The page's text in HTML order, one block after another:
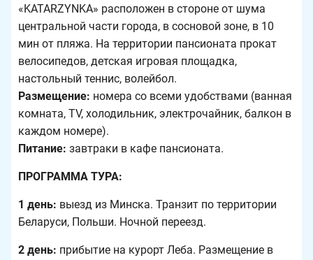
«KATARZYNKA» расположен в стороне от шума
центральной части города, в сосновой зоне, в 10
мин от пляжа. На территории пансионата прокат
велосипедов, детская игровая площадка,
настольный теннис, волейбол.
Размещение: номера со всеми удобствами (ванная
комната, TV, холодильник, электрочайник, балкон в
каждом номере).
Питание: завтраки в кафе пансионата.
ПРОГРАММА ТУРА:
1 день: выезд из Минска. Транзит по территории
Беларуси, Польши. Ночной переезд.
2 день: прибытие на курорт Леба. Размещение в